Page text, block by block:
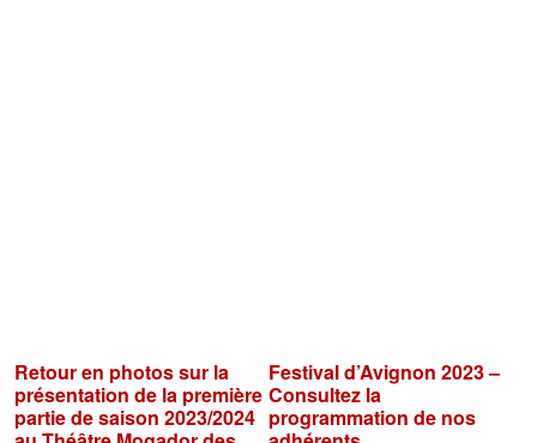
Retour en photos sur la
présentation de la première
partie de saison 2023/2024
Festival d’Avignon 2023 –
Consultez la
programmation de nos